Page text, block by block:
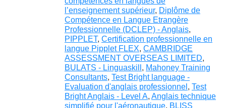
l’enseignement supérieur, Diplôme de
Compétence en Langue Etrangère
Professionnelle (DCLEP) - Anglais,
PIPPLET, Certification professionnelle en
langue Pipplet FLEX, CAMBRIDGE
ASSESSMENT OVERSEAS LIMITED,
BULATS - Linguaskill , Mahoney Training
Consultants, Test Bright language -
Evaluation d'anglais professionnel , Test
Bright Anglais - Level A, Anglais technique
simplifié pour l'aéronautique, BLISS